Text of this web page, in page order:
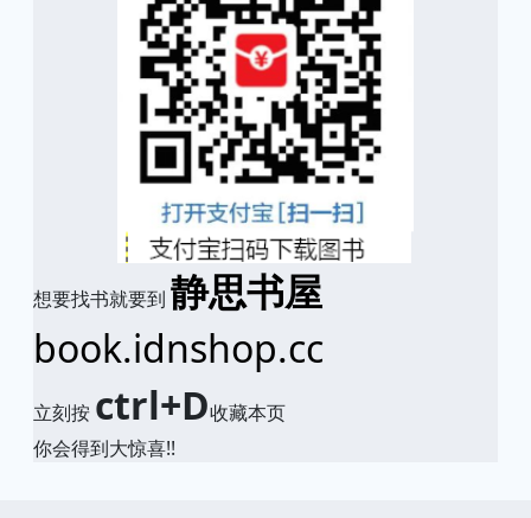
想要找书就要到 静思书屋
book.idnshop.cc
立刻按 ctrl+D收藏本页
你会得到大惊喜!!